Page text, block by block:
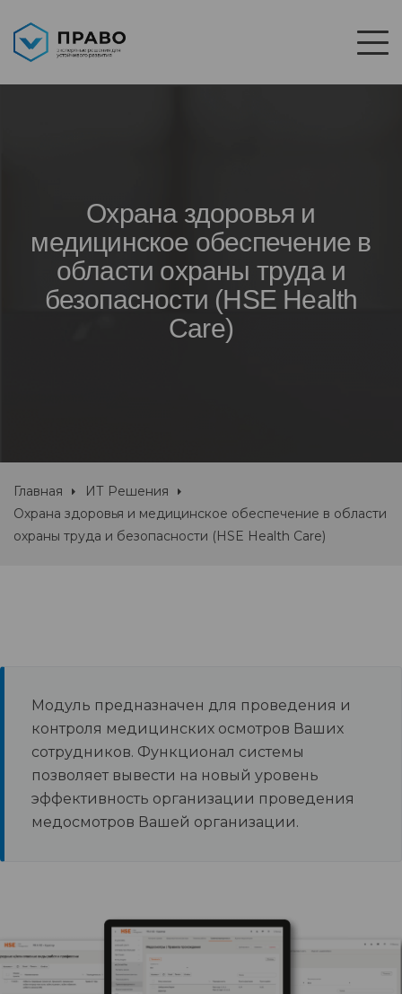
Охрана здоровья и
медицинское обеспечение в
области охраны труда и
безопасности (HSE Health
Care)
Главная
ИТ Решения
Охрана здоровья и медицинское обеспечение в области
охраны труда и безопасности (HSE Health Care)
Модуль предназначен для проведения и
контроля медицинских осмотров Ваших
сотрудников. Функционал системы
позволяет вывести на новый уровень
эффективность организации проведения
медосмотров Вашей организации.